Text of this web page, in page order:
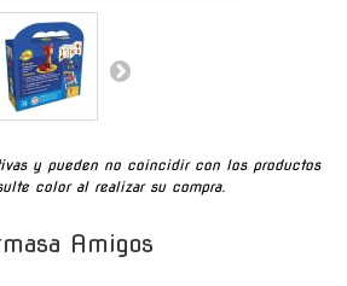
y pueden no coincidir con los productos
color al realizar su compra.
Amigos